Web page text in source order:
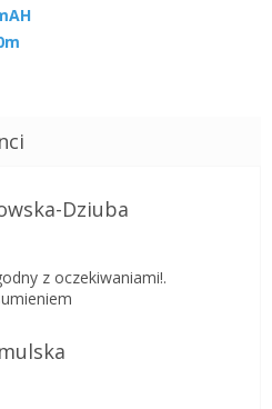
Dziuba
5 na 5 gwiazdek.
z oczekiwaniami!.
5 na 5 gwiazdek.